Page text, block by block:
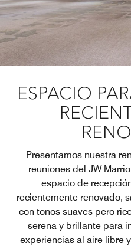
ESPACIO
Presentamos nuestra
reuniones del JW
espacio de
recientemente renovado,
con tonos suaves pero
serena y brillante para
experiencias al aire libre